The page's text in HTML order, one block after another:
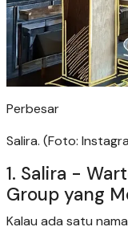
Perbesar
Salira. (Foto:
1. Salira -
Group yang
Kalau ada satu